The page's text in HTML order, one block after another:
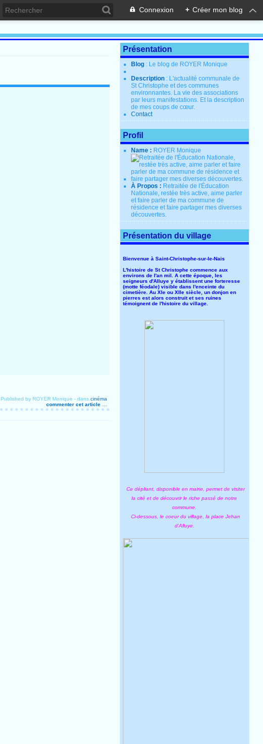
Connexion + Créer mon blog
Published by ROYER Monique -dans cinéma
commenter cet article
Présentation
Blog : Le blog de ROYER Monique
Description : L'actualité communale de
St Christophe et des communes
environnantes. La vie des associations
par leurs manifestations. Et la description
de mes coups de cœur.
Contact
Profil
Name : ROYER Monique
À Propos : Retraitée de l'Éducation
Nationale, restée très active, aime parler
et faire parler de ma commune de
résidence et faire partager mes diverses
découvertes.
Présentation du village
Bienvenue à Saint-Christophe-sur-le-Nais
L'histoire de St Christophe commence aux
environs de l'an mil. A cette époque, les
seigneurs d'Alluye y établissent une forteresse
(motte féodale) visible dans l'enceinte du
cimetière. Au XIe ou XIIe siècle, un donjon en
pierres est alors construit et ses ruines
témoignent de l'histoire du village.
Ce dépliant, disponible en mairie, permet de visiter
la cité et de découvrir le riche passé de notre
commune.
Ci-dessous, le coeur du village, la place Jehan
d'Alluye.